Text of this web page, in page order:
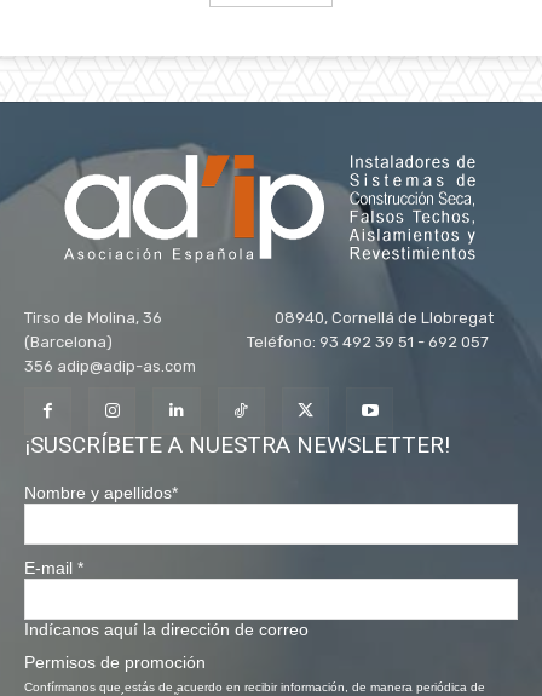
Tirso de Molina, 36 08940, Cornellá de Llobregat
(Barcelona) Teléfono: 93 492 39 51 - 692 057
356 adip@adip-as.com
¡SUSCRÍBETE A NUESTRA NEWSLETTER!
Nombre y apellidos*
E-mail *
Indícanos aquí la dirección de correo
Permisos de promoción
Confírmanos que estás de acuerdo en recibir información, de manera periódica de